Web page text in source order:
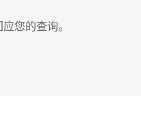
您的查询。